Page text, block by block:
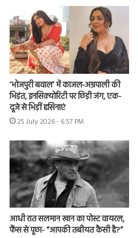
‘भोजपुरी बवाल’ में काजल-अम्रपाली की
भिड़ंत, इनसिक्योरिटी पर छिड़ी जंग, एक-
दूजे से भिड़ीं हसिनाएं
25 July 2026 - 6:57 PM
आधी रात सलमान खान का पोस्ट वायरल,
फैंस से पूछा- “आपकी तबीयत कैसी है?”